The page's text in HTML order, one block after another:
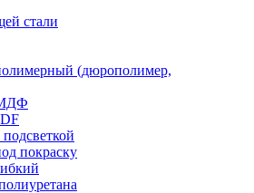
стали
(дюрополимер,
покраску